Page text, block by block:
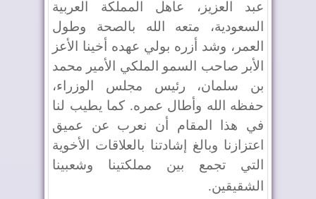
عبد العزيز، عاهل المملكة العربية
السعودية، متعه الله بالصحة وطول
العمر، وشد أزره بولي عهده أخينا الأعز
الأبر صاحب السمو الملكي الأمير محمد
بن سلمان، رئيس مجلس الوزراء،
حفظه الله وأطال عمره. كما يطيب لنا
في هذا المقام أن نعرب عن عميق
اعتزازنا وبالغ إشادتنا بالعلاقات الأخوية
التي تجمع بين مملكتينا وشعبينا
الشقيقين.